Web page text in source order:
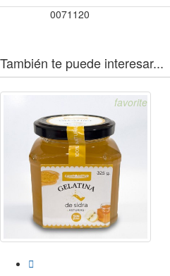
0071120
También te puede interesar...

favorite